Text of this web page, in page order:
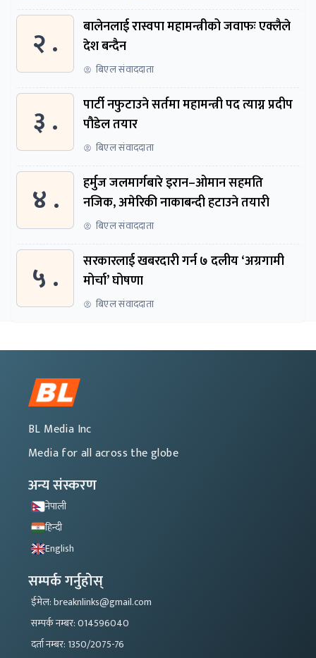
२ .
बालेनलाई रास्वपा महामन्त्रीको जवाफः एक्लैले
देश बन्दैन
बिएल संवाददाता
३ .
पार्टी नफुटाउने सर्तमा महामन्त्री पद त्याग्न प्रदीप
पौडेल तयार
बिएल संवाददाता
४ .
हर्मुज जलमार्गबारे इरान–ओमान सहमति
नजिक, अमेरिकी नाकाबन्दी हटाउने तयारी
बिएल संवाददाता
५ .
सरकारलाई खबरदारी गर्न ७ दलीय ‘अग्रगामी
मोर्चा’ घोषणा
बिएल संवाददाता
BL Media Inc
Media for all across the globe
अन्य संस्करण
नेपाली
हिन्दी
English
सम्पर्क गर्नुहोस्
ईमेल: breaknlinks@gmail.com
सम्पर्क नम्बर: 014596040
दर्ता नम्बर: 1350/2075-76